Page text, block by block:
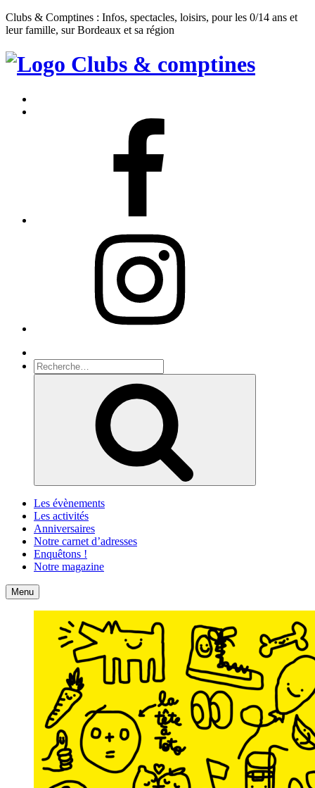
Clubs & Comptines : Infos, spectacles, loisirs, pour les 0/14 ans et
leur famille, sur Bordeaux et sa région
Clubs
Comptines
Recherche
pour
Les évènements
Les activités
Anniversaires
Notre carnet d’adresses
Enquêtons !
Notre magazine
Accueil
Menu Contact